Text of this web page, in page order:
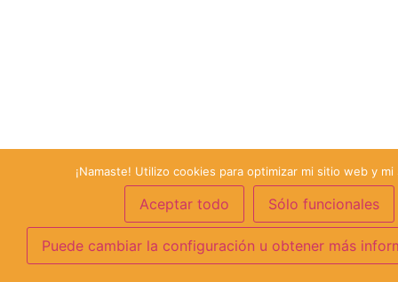
¡Namaste! Utilizo cookies para optimizar mi sitio web y mi
Aceptar todo Sólo funcionales
Puede cambiar la configuración u obtener más